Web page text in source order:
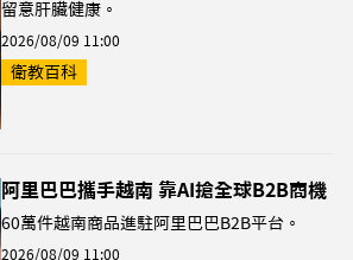
留意肝臟健康。
2026/08/09 11:00
衛教百科
阿里巴巴攜手越南 靠AI搶全球B2B商機
60萬件越南商品進駐阿里巴巴B2B平台。
2026/08/09 11:00